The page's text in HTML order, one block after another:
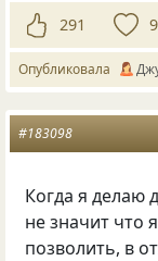
291
Опубликовала
#183098
Когда я делаю
не значит что
позволить, в